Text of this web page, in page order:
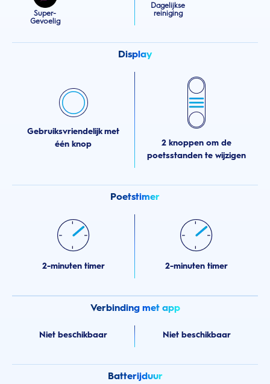
Super-
Gevoelig
Dagelijkse
reiniging
Display
Gebruiksvriendelijk met
één knop
2 knoppen om de
poetsstanden te wijzigen
Poetstimer
2-minuten timer 2-minuten timer
Verbinding met app
Niet beschikbaar Niet beschikbaar
Batterijduur